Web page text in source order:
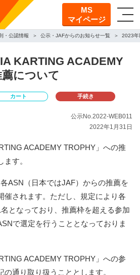
MS
マイページ
・公認情報 公示・JAFからのお知らせ一覧 2023年
KARTING ACADEMY
について
カート 手続き
公示No.2022-WEB011
2022年1月31日
ACADEMY TROPHY」への推
す。
ASN（日本ではJAF）からの推薦を
催されます。ただし、規定により各
となっており、推薦枠を超える参加
で選定を行うこととなっておりま
ACADEMY TROPHY」への参
通り取り扱うこととします。